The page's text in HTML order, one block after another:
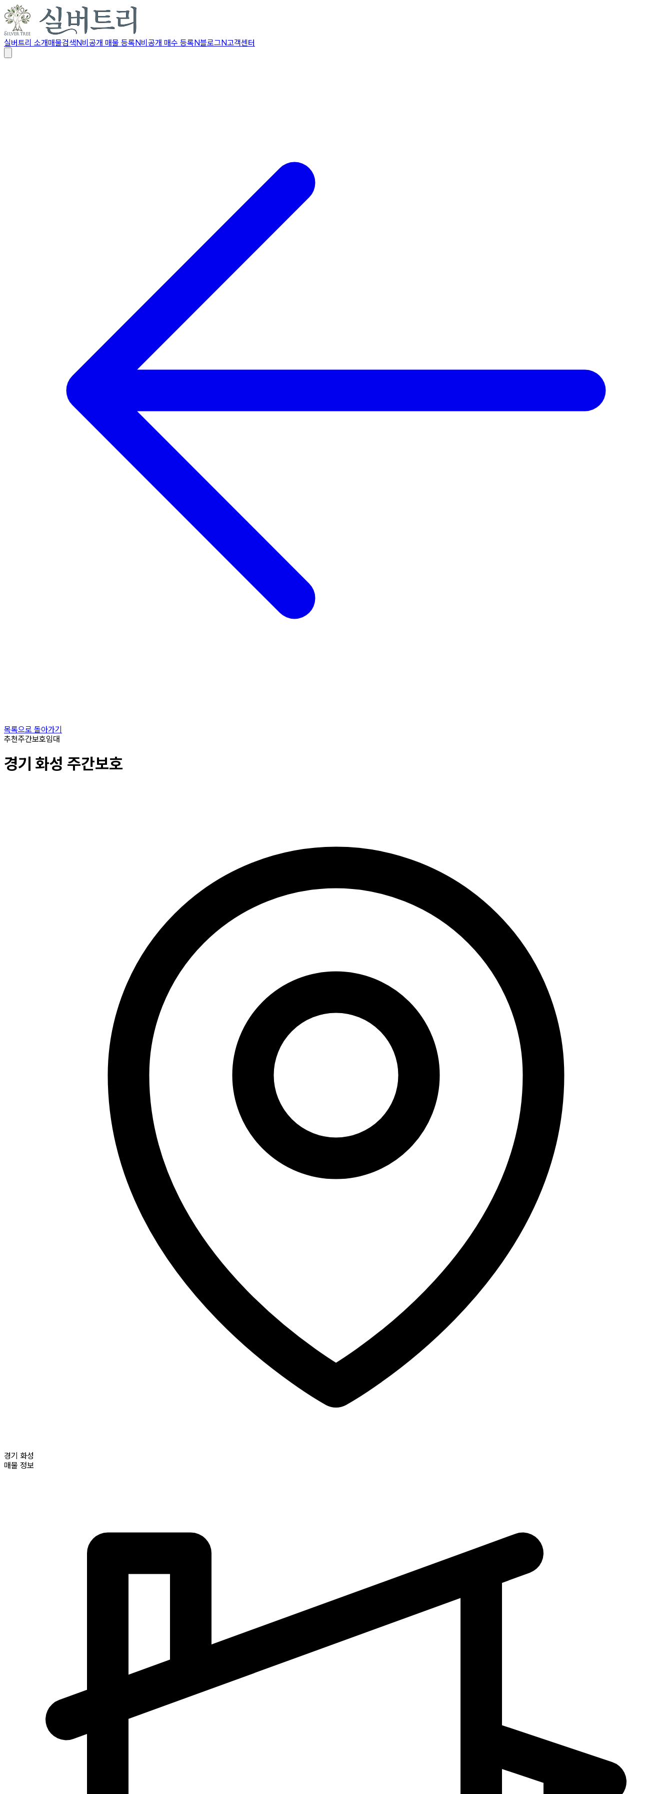
실버트리 소개매물검색N비공개 매물 등록N비공개 매수 등록N블로그N고객센터
목록으로 돌아가기
추천주간보호임대
경기 화성 주간보호
경기 화성
매물 정보